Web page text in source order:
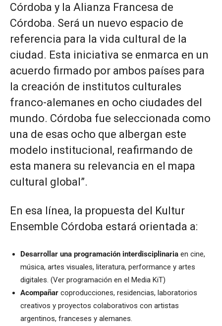
Córdoba y la Alianza Francesa de
Córdoba. Será un nuevo espacio de
referencia para la vida cultural de la
ciudad. Esta iniciativa se enmarca en un
acuerdo firmado por ambos países para
la creación de institutos culturales
franco-alemanes en ocho ciudades del
mundo. Córdoba fue seleccionada como
una de esas ocho que albergan este
modelo institucional, reafirmando de
esta manera su relevancia en el mapa
cultural global”.
En esa línea, la propuesta del Kultur
Ensemble Córdoba estará orientada a:
Desarrollar una programación interdisciplinaria en cine,
música, artes visuales, literatura, performance y artes
digitales. (Ver programación en el Media KiT)
Acompañar coproducciones, residencias, laboratorios
creativos y proyectos colaborativos con artistas
argentinos, franceses y alemanes.